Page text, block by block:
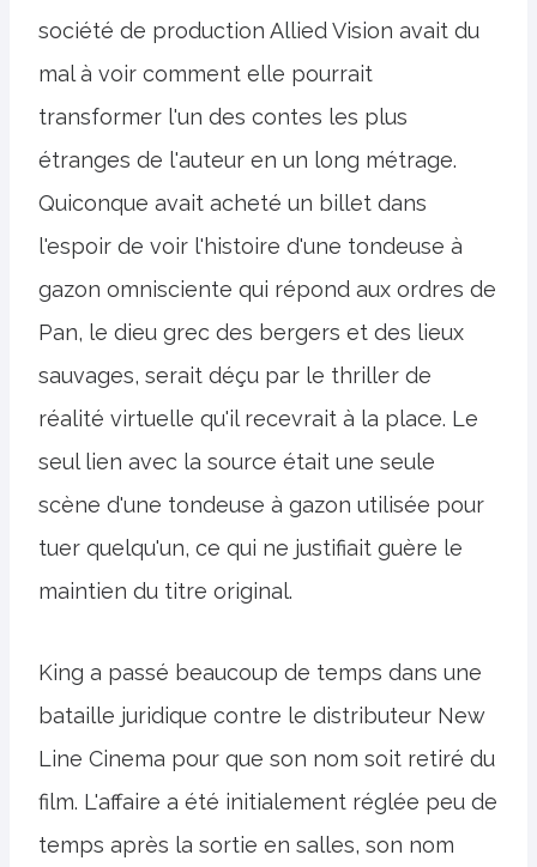
société de production Allied Vision avait du
mal à voir comment elle pourrait
transformer l'un des contes les plus
étranges de l'auteur en un long métrage.
Quiconque avait acheté un billet dans
l'espoir de voir l'histoire d'une tondeuse à
gazon omnisciente qui répond aux ordres de
Pan, le dieu grec des bergers et des lieux
sauvages, serait déçu par le thriller de
réalité virtuelle qu'il recevrait à la place. Le
seul lien avec la source était une seule
scène d'une tondeuse à gazon utilisée pour
tuer quelqu'un, ce qui ne justifiait guère le
maintien du titre original.
King a passé beaucoup de temps dans une
bataille juridique contre le distributeur New
Line Cinema pour que son nom soit retiré du
film. L'affaire a été initialement réglée peu de
temps après la sortie en salles, son nom